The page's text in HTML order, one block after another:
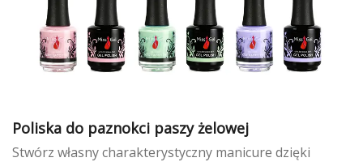
Poliska do paznokci paszy żelowej
Stwórz własny charakterystyczny manicure dzięki